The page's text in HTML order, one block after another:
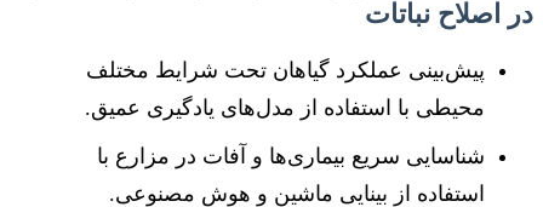
در اصلاح نباتات
پیش‌بینی عملکرد گیاهان تحت شرایط مختلف
محیطی با استفاده از مدل‌های یادگیری عمیق.
شناسایی سریع بیماری‌ها و آفات در مزارع با
استفاده از بینایی ماشین و هوش مصنوعی.